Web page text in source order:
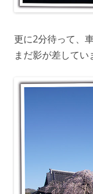
更に2分待って、
まだ影が差してい